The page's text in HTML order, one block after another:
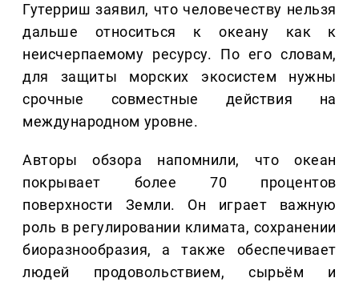
Гутерриш заявил, что человечеству нельзя
дальше относиться к океану как к
неисчерпаемому ресурсу. По его словам,
для защиты морских экосистем нужны
срочные совместные действия на
международном уровне.
Авторы обзора напомнили, что океан
покрывает более 70 процентов
поверхности Земли. Он играет важную
роль в регулировании климата, сохранении
биоразнообразия, а также обеспечивает
людей продовольствием, сырьём и